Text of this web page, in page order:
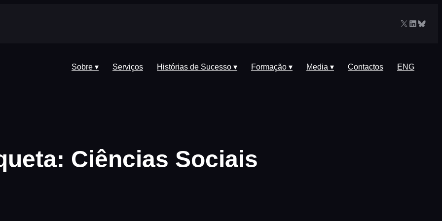
X LinkedIn
Sobre ▾ Serviços Histórias de Sucesso ▾ Formação ▾ Media ▾ Contactos ENG
Ciências Sociais